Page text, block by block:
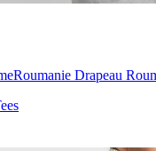
Roumanie Drapeau